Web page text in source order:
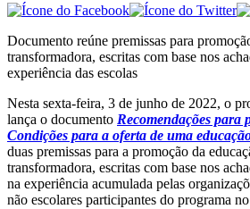
Documento reúne premissas para
transformadora, escritas com base nos
experiência das escolas
Nesta sexta-feira, 3 de junho de 2022, o
lança o documento Recomendações para
Condições para a oferta de uma
duas premissas para a promoção da
transformadora, escritas com base nos
na experiência acumulada pelas
não escolares participantes do programa